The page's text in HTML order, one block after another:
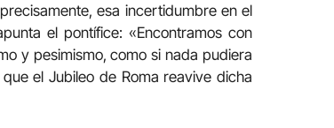
esa incertidumbre en el
el pontífice: «Encontramos con
y pesimismo, como si nada pudiera
el Jubileo de Roma reavive dicha